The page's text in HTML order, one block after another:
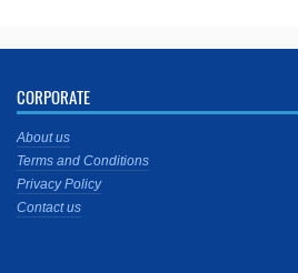
CORPORATE
About us
Terms and Conditions
Privacy Policy
Contact us